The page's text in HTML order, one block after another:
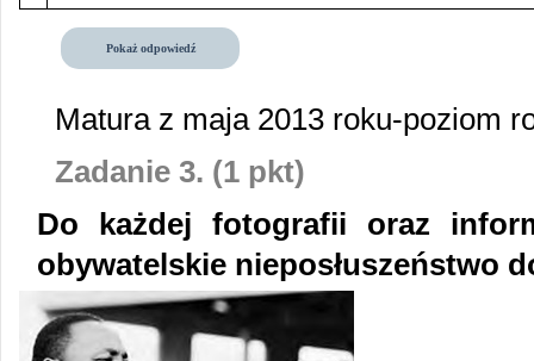
Pokaż odpowiedź
Matura z maja 2013 roku-poziom
Zadanie 3. (1 pkt)
Do każdej fotografii oraz
obywatelskie nieposłuszeństwo